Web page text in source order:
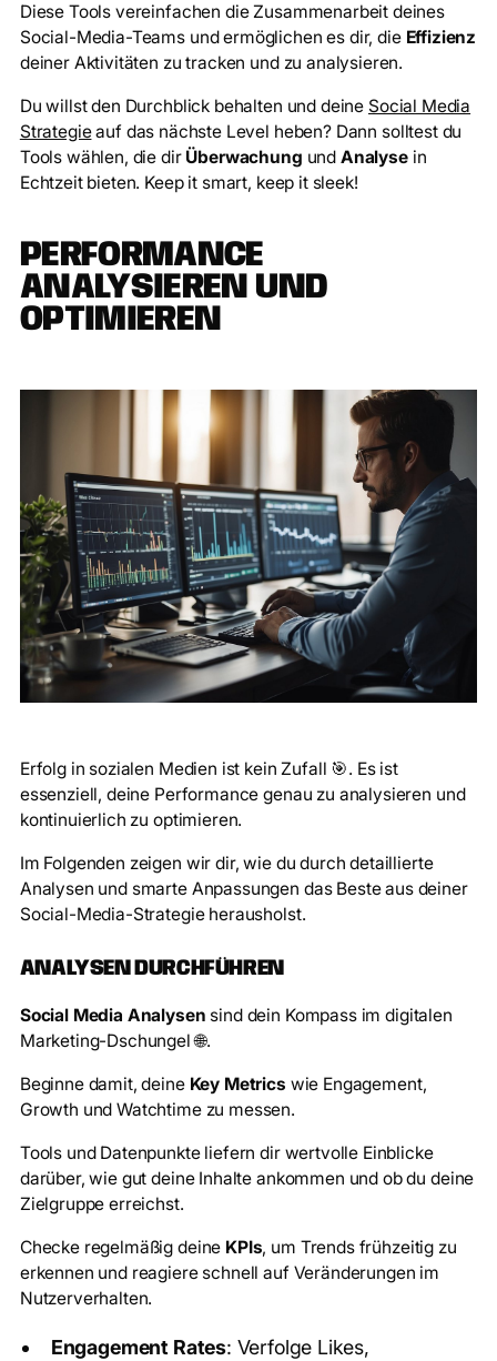
Diese Tools vereinfachen die Zusammenarbeit deines
Social-Media-Teams und ermöglichen es dir, die Effizienz
deiner Aktivitäten zu tracken und zu analysieren.
Du willst den Durchblick behalten und deine Social Media
Strategieauf das nächste Level heben? Dann solltest du
Tools wählen, die dir Überwachung und Analysein
Echtzeit bieten. Keep it smart, keep it sleek!
PERFORMANCE
ANALYSIEREN UND
OPTIMIEREN
Erfolg in sozialen Medien ist kein Zufall 🎯. Es ist
essenziell, deine Performance genau zu analysieren und
kontinuierlich zu optimieren.
Im Folgenden zeigen wir dir, wie du durch detaillierte
Analysen und smarte Anpassungen das Beste aus deiner
Social-Media-Strategie herausholst.
ANALYSEN DURCHFÜHREN
Social Media Analysen sind dein Kompass im digitalen
Marketing-Dschungel 🌐.
Beginne damit, deine Key Metrics wie Engagement,
Growth und Watchtime zu messen.
Tools und Datenpunkte liefern dir wertvolle Einblicke
darüber, wie gut deine Inhalte ankommen und ob du deine
Zielgruppe erreichst.
Checke regelmäßig deine KPIs, um Trends frühzeitig zu
erkennen und reagiere schnell auf Veränderungen im
Nutzerverhalten.
Engagement Rates: Verfolge Likes,